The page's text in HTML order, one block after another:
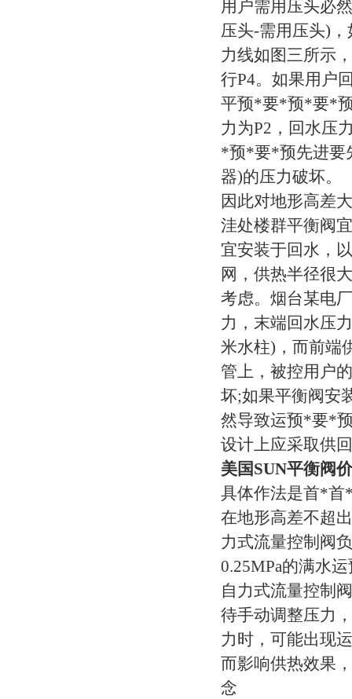
用户需用压头必
压头-需用压头)
力线如图三所示
行P4。如果用户
平预*要*预*要*
力为P2，回水压
*预*要*预先进要
器)的压力破坏。
因此对地形高差
洼处楼群平衡阀
宜安装于回水，
网，供热半径很
考虑。烟台某电
力，末端回水压
米水柱)，而前端
管上，被控用户
坏;如果平衡阀安
然导致运预*要*
设计上应采取供
美国SUN平衡阀
具体作法是首*首
在地形高差不超
力式流量控制阀
0.25MPa的满水
自力式流量控制
待手动调整压力
力时，可能出现
而影响供热效果
念